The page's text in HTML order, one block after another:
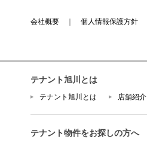
会社概要 個人情報保護方針
テナント旭川とは
テナント旭川とは 店舗紹介
テナント物件をお探しの方へ